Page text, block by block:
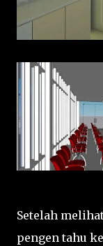
Setelah
pengen tahu